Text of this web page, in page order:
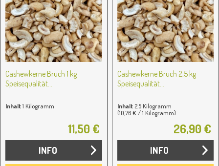
Cashewkerne Bruch 1 kg
Speisequalität...
Inhalt1 Kilogramm
11,50 €
INFO
Cashewkerne Bruch 2,5 kg
Speisequalität...
Inhalt 2.5 Kilogramm
(10,76 € / 1 Kilogramm)
26,90 €
INFO